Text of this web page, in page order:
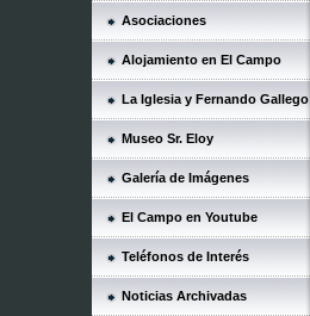
Asociaciones
Alojamiento en El Campo
La Iglesia y Fernando Gallego
Museo Sr. Eloy
Galería de Imágenes
El Campo en Youtube
Teléfonos de Interés
Noticias Archivadas